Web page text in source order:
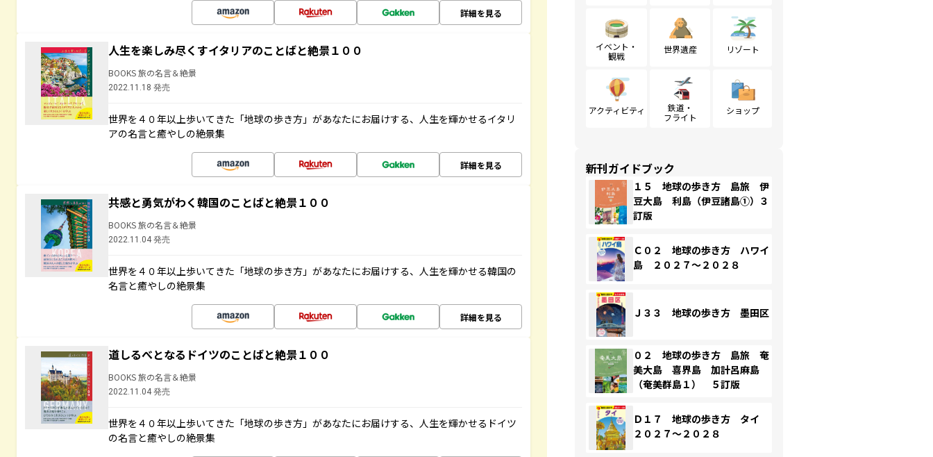
詳細を見る
人生を楽しみ尽くすイタリアのことばと絶景１００
BOOKS 旅の名言＆絶景
2022.11.18 発売
世界を４０年以上歩いてきた「地球の歩き方」があなたにお届けする、人生を輝かせるイタリ
アの名言と癒やしの絶景集
詳細を見る
共感と勇気がわく韓国のことばと絶景１００
BOOKS 旅の名言＆絶景
2022.11.04 発売
世界を４０年以上歩いてきた「地球の歩き方」があなたにお届けする、人生を輝かせる韓国の
名言と癒やしの絶景集
詳細を見る
道しるべとなるドイツのことばと絶景１００
BOOKS 旅の名言＆絶景
2022.11.04 発売
世界を４０年以上歩いてきた「地球の歩き方」があなたにお届けする、人生を輝かせるドイツ
の名言と癒やしの絶景集
イベント・
観戦
世界遺産 リゾート
アクティビティ
鉄道・
フライト
ショップ
新刊ガイドブック
１５ 地球の歩き方 島旅 伊
豆大島 利島（伊豆諸島①）３
訂版
Ｃ０２ 地球の歩き方 ハワイ
島 ２０２７～２０２８
Ｊ３３ 地球の歩き方 墨田区
０２ 地球の歩き方 島旅 奄
美大島 喜界島 加計呂麻島
（奄美群島１） ５訂版
Ｄ１７ 地球の歩き方 タイ
２０２７～２０２８